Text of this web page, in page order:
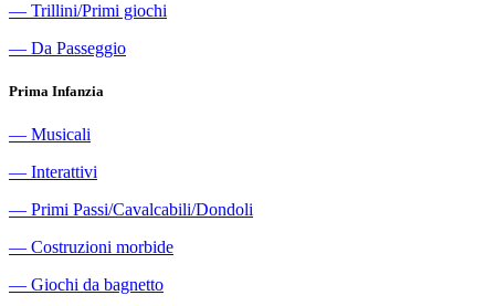
― Trillini/Primi giochi
― Da Passeggio
Prima Infanzia
― Musicali
― Interattivi
― Primi Passi/Cavalcabili/Dondoli
― Costruzioni morbide
― Giochi da bagnetto